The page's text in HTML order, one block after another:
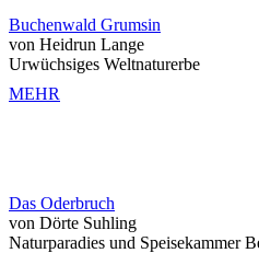
Buchenwald Grumsin
von Heidrun Lange
Urwüchsiges Weltnaturerbe
MEHR
Das Oderbruch
von Dörte Suhling
Naturparadies und Speisekammer